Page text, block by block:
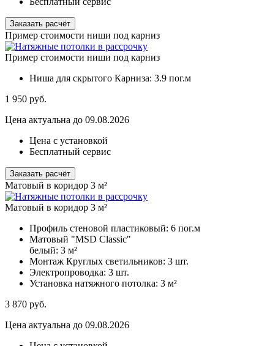
Заказать расчёт
Пример стоимости ниши под карниз
Пример стоимости ниши под карниз
Ниша для скрытого Карниза: 3.9 пог.м
1 950 руб.
Цена актуальна до 09.08.2026
Цена с установкой
Бесплатный сервис
Заказать расчёт
Матовый в коридор 3 м²
Матовый в коридор 3 м²
Профиль стеновой пластиковый: 6 пог.м
Матовый "MSD Classic"
белый: 3 м²
Монтаж Круглых светильников: 3 шт.
Электропроводка: 3 шт.
Установка натяжного потолка: 3 м²
3 870 руб.
Цена актуальна до 09.08.2026